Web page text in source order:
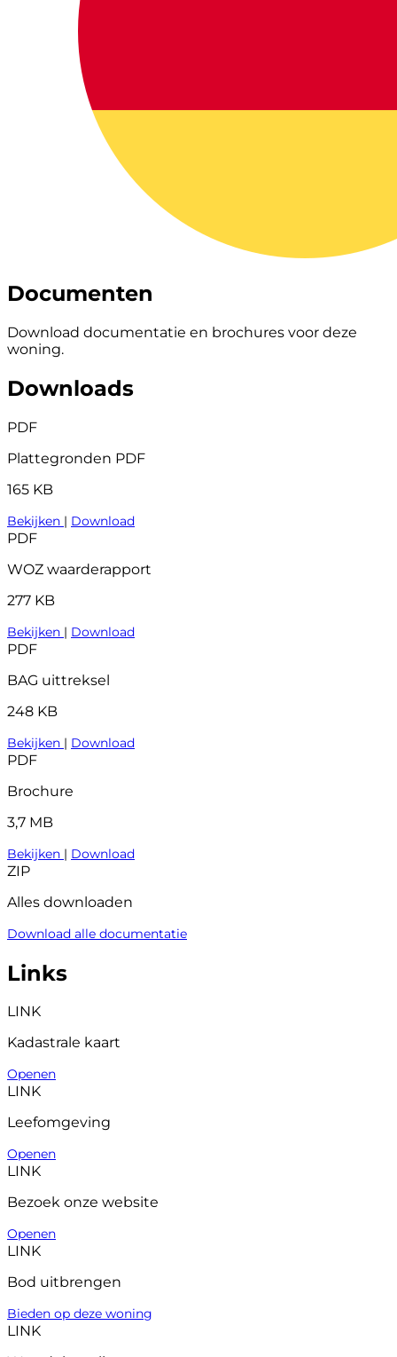
Documenten
Download documentatie en brochures voor deze
woning.
Downloads
PDF
Plattegronden PDF
165 KB
Bekijken | Download
PDF
WOZ waarderapport
277 KB
Bekijken | Download
PDF
BAG uittreksel
248 KB
Bekijken | Download
PDF
Brochure
3,7 MB
Bekijken | Download
ZIP
Alles downloaden
Download alle documentatie
Links
LINK
Kadastrale kaart
Openen
LINK
Leefomgeving
Openen
LINK
Bezoek onze website
Openen
LINK
Bod uitbrengen
Bieden op deze woning
LINK